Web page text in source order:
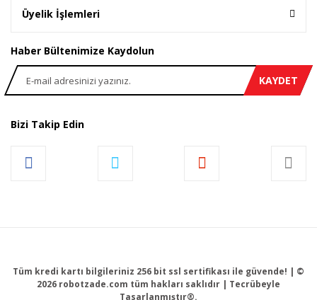
Üyelik İşlemleri
Haber Bültenimize Kaydolun
KAYDET
Bizi Takip Edin
Tüm kredi kartı bilgileriniz 256 bit ssl sertifikası ile güvende! | ©
2026 robotzade.com tüm hakları saklıdır | Tecrübeyle
Tasarlanmıştır®.